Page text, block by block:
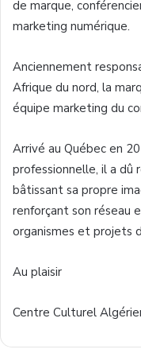
de marque,
marketing numérique.
Anciennement
Afrique du nord, la
équipe marketing du
Arrivé au Québec en
professionnelle, il a dû
bâtissant sa propre
renforçant son réseau
organismes et projets
Au plaisir
Centre Culturel